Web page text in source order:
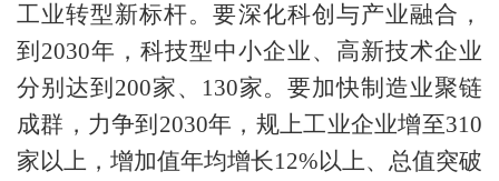
工业转型新标杆。要深化科创与产业融合，
到2030年，科技型中小企业、高新技术企业
分别达到200家、130家。要加快制造业聚链
成群，力争到2030年，规上工业企业增至310
家以上，增加值年均增长12%以上、总值突破